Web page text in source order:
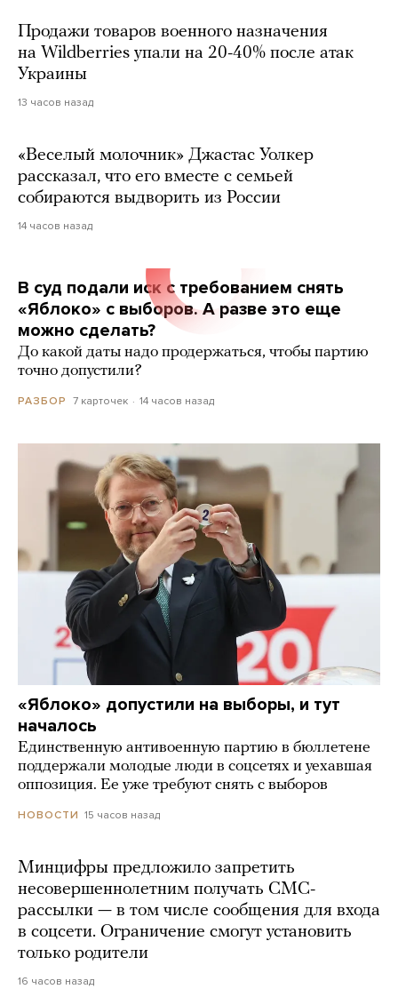
Продажи товаров военного назначения
на Wildberries упали на 20-40% после атак
Украины
13 часов назад
«Веселый молочник» Джастас Уолкер
рассказал, что его вместе с семьей
собираются выдворить из России
14 часов назад
В суд подали иск с требованием снять
«Яблоко» с выборов. А разве это еще
можно сделать?
До какой даты надо продержаться, чтобы партию
точно допустили?
РАЗБОР 7 карточек 14 часов назад
«Яблоко» допустили на выборы, и тут
началось
Единственную антивоенную партию в бюллетене
поддержали молодые люди в соцсетях и уехавшая
оппозиция. Ее уже требуют снять с выборов
НОВОСТИ 15 часов назад
Минцифры предложило запретить
несовершеннолетним получать СМС-
рассылки — в том числе сообщения для входа
в соцсети. Ограничение смогут установить
только родители
16 часов назад